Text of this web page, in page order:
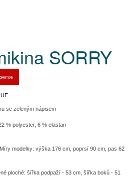
SORRY
se zeleným nápisem
% polyester, 6 % elastan
modelky: výška 176 cm, poprsí 90 cm, pas 62
ploché: šířka podpaží - 53 cm, šířka boků - 51